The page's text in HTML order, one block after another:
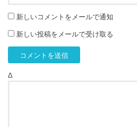
新しいコメントをメールで通知
新しい投稿をメールで受け取る
Δ